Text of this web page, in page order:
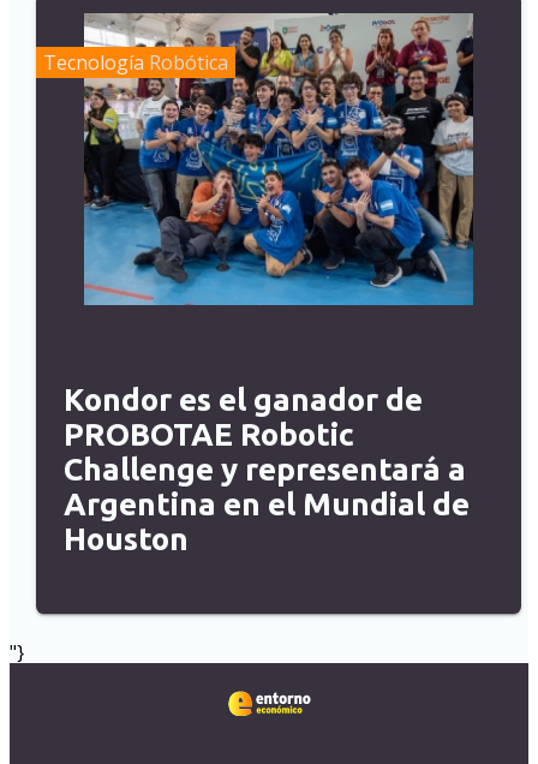
Tecnología Robótica
Kondor es el ganador de
PROBOTAE Robotic
Challenge y representará a
Argentina en el Mundial de
Houston
"}